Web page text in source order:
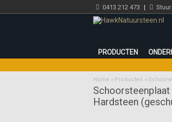
0413 212 473 | Stuur
PRODUCTEN
Home » Producten »
Hardsteen